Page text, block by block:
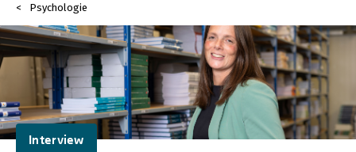
Psychologie
Interview